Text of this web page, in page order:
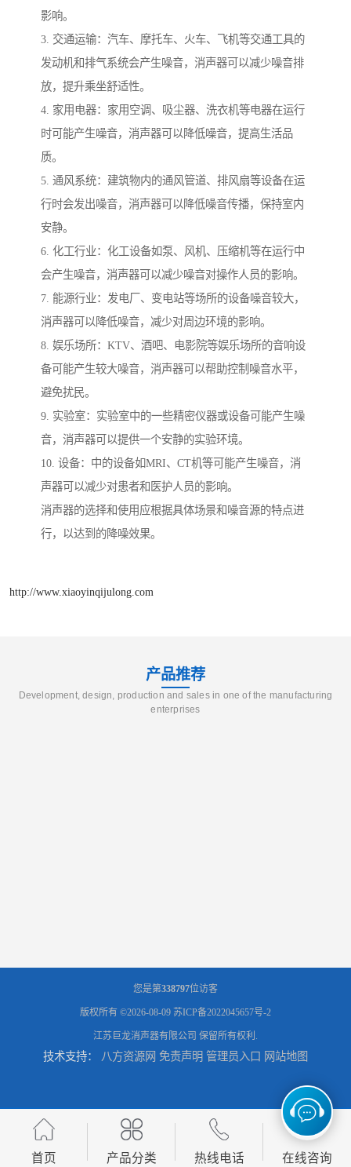
影响。
3. 交通运输：汽车、摩托车、火车、飞机等交通工具的
发动机和排气系统会产生噪音，消声器可以减少噪音排
放，提升乘坐舒适性。
4. 家用电器：家用空调、吸尘器、洗衣机等电器在运行
时可能产生噪音，消声器可以降低噪音，提高生活品
质。
5. 通风系统：建筑物内的通风管道、排风扇等设备在运
行时会发出噪音，消声器可以降低噪音传播，保持室内
安静。
6. 化工行业：化工设备如泵、风机、压缩机等在运行中
会产生噪音，消声器可以减少噪音对操作人员的影响。
7. 能源行业：发电厂、变电站等场所的设备噪音较大，
消声器可以降低噪音，减少对周边环境的影响。
8. 娱乐场所：KTV、酒吧、电影院等娱乐场所的音响设
备可能产生较大噪音，消声器可以帮助控制噪音水平，
避免扰民。
9. 实验室：实验室中的一些精密仪器或设备可能产生噪
音，消声器可以提供一个安静的实验环境。
10. 设备：中的设备如MRI、CT机等可能产生噪音，消
声器可以减少对患者和医护人员的影响。
消声器的选择和使用应根据具体场景和噪音源的特点进
行，以达到的降噪效果。
http://www.xiaoyinqijulong.com
产品推荐
Development, design, production and sales in one of the manufacturing
enterprises
您是第338797位访客
版权所有 ©2026-08-09 苏ICP备2022045657号-2
江苏巨龙消声器有限公司 保留所有权利.
技术支持： 八方资源网 免责声明 管理员入口 网站地图
首页 产品分类 热线电话 在线咨询